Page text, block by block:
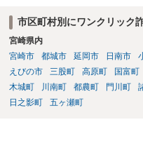
市区町村別にワンクリック
宮崎県内
宮崎市
都城市 延岡市 日南市
えびの市
三股町 高原町 国富町
木城町
川南町 都農町 門川町
日之影町
五ヶ瀬町